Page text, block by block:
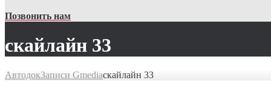
Позвонить нам
скайлайн 33
АвтодокЗаписи Gmediaскайлайн 33